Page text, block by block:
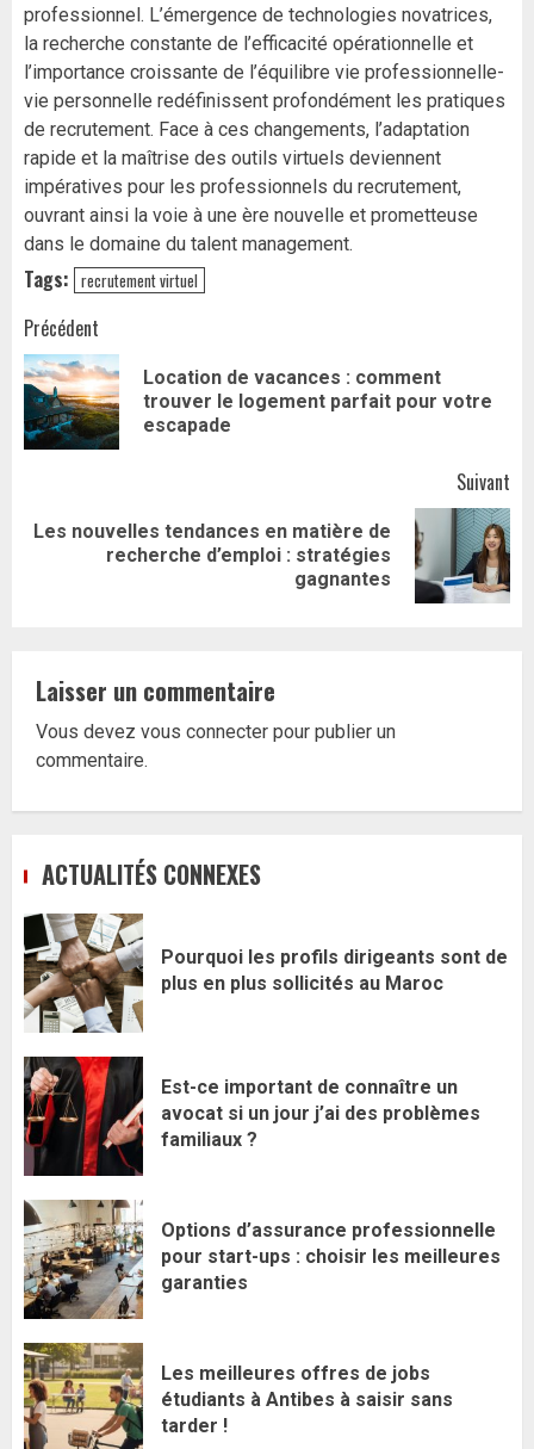
professionnel. L’émergence de technologies novatrices,
la recherche constante de l’efficacité opérationnelle et
l’importance croissante de l’équilibre vie professionnelle-
vie personnelle redéfinissent profondément les pratiques
de recrutement. Face à ces changements, l’adaptation
rapide et la maîtrise des outils virtuels deviennent
impératives pour les professionnels du recrutement,
ouvrant ainsi la voie à une ère nouvelle et prometteuse
dans le domaine du talent management.
Tags: recrutement virtuel
Navigation
d’article
Précédent
Location de vacances : comment
trouver le logement parfait pour votre
escapade
Suivant
Les nouvelles tendances en matière de
recherche d’emploi : stratégies
gagnantes
Laisser un commentaire
Vous devez vous connecter pour publier un
commentaire.
ACTUALITÉS CONNEXES
Pourquoi les profils dirigeants sont de
plus en plus sollicités au Maroc
Est-ce important de connaître un
avocat si un jour j’ai des problèmes
familiaux ?
Options d’assurance professionnelle
pour start-ups : choisir les meilleures
garanties
Les meilleures offres de jobs
étudiants à Antibes à saisir sans
tarder !